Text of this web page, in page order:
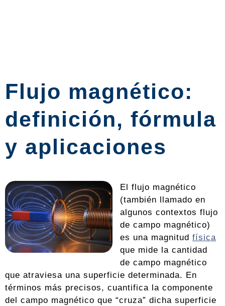
Flujo magnético:
definición, fórmula
y aplicaciones
El flujo magnético
(también llamado en
algunos contextos flujo
de campo magnético)
es una magnitud física
que mide la cantidad
de campo magnético
que atraviesa una superficie determinada. En
términos más precisos, cuantifica la componente
del campo magnético que “cruza” dicha superficie